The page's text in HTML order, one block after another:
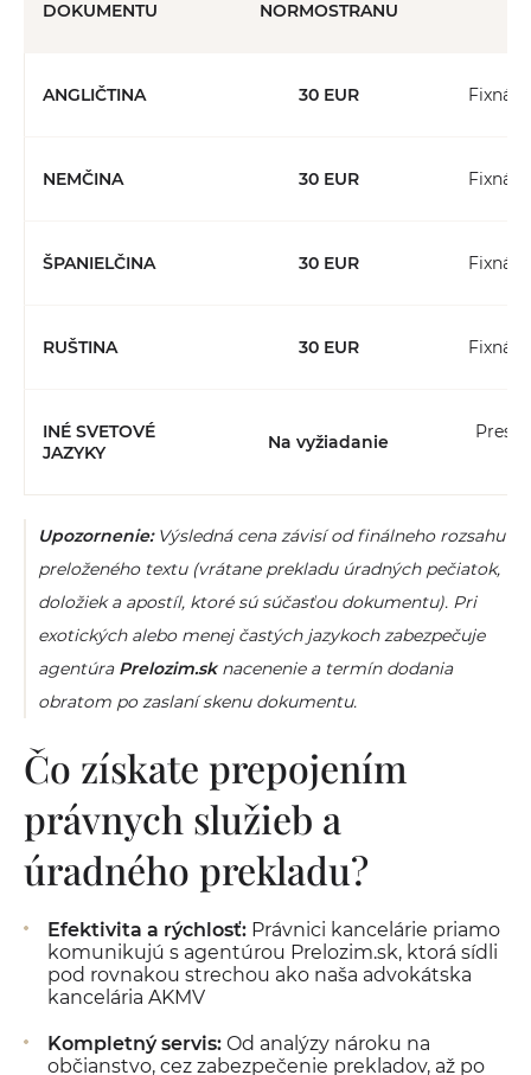
DOKUMENTU
NORMOSTRANU
ANGLIČTINA 30 EUR Fixná
NEMČINA 30 EUR Fixná
ŠPANIELČINA 30 EUR Fixná
RUŠTINA 30 EUR Fixná
INÉ SVETOVÉ
JAZYKY
Na vyžiadanie
Upozornenie:Výsledná cena závisí od finálneho rozsahu
preloženého textu (vrátane prekladu úradných pečiatok,
doložiek a apostíl, ktoré sú súčasťou dokumentu). Pri
exotických alebo menej častých jazykoch zabezpečuje
agentúra Prelozim.sknacenenie a termín dodania
obratom po zaslaní skenu dokumentu.
Čo získate prepojením
právnych služieb a
úradného prekladu?
Efektivita a rýchlosť: Právnici kancelárie priamo
komunikujú s agentúrou Prelozim.sk, ktorá sídli
pod rovnakou strechou ako naša advokátska
kancelária AKMV
Kompletný servis: Od analýzy nároku na
občianstvo, cez zabezpečenie prekladov, až po